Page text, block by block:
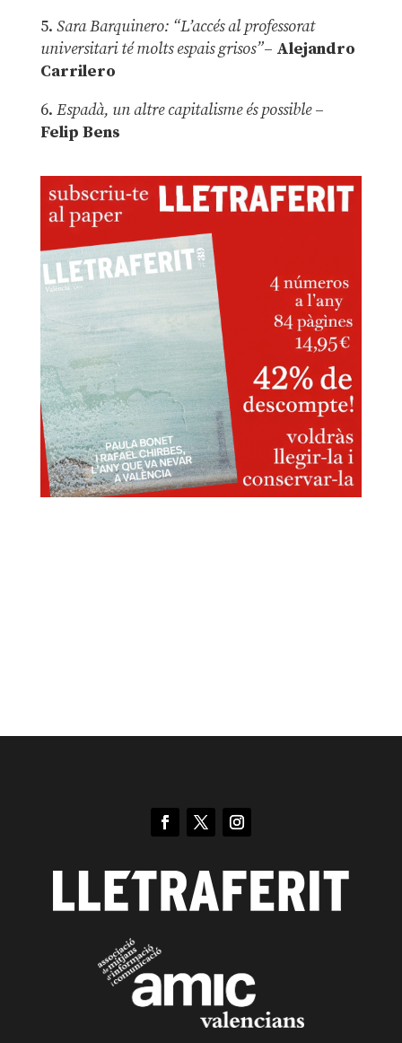
5. Sara Barquinero: “L’accés al professorat
universitari té molts espais grisos”– Alejandro
Carrilero
6. Espadà, un altre capitalisme és possible –
Felip Bens